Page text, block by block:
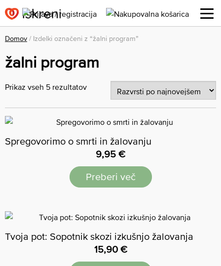
Domov / Izdelki označeni z “žalni program”
žalni program
Prikaz vseh 5 rezultatov
Spregovorimo o smrti in žalovanju
9,95 €
Preberi več
Tvoja pot: Sopotnik skozi izkušnjo žalovanja
15,90 €